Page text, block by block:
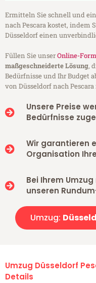
Ermitteln Sie schnell und
nach Pescara kostet, indem
Düsseldorf einen
Füllen Sie unserOnline-
maßgeschneiderte Lösung,
Bedürfnisse und Ihr Budget
von Düsseldorf nach
Unsere Preise
Bedürfnisse
Wir garantieren
Organisation
Bei Ihrem
unseren
Umzug:
Umzug Düsseldorf
Details